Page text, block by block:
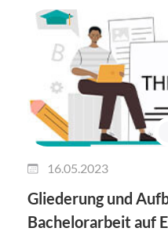
16.05.2023
Gliederung und
Bachelorarbeit auf